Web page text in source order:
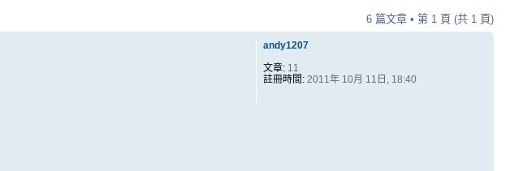
6 篇文章 • 第 1 頁 (共 1 頁)
andy1207
文章:11
註冊時間:2011年 10月 11日, 18:40